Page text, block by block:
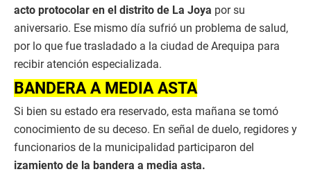
acto protocolar en el distrito de La Joya por su
aniversario. Ese mismo día sufrió un problema de salud,
por lo que fue trasladado a la ciudad de Arequipa para
recibir atención especializada.
BANDERA A MEDIA ASTA
Si bien su estado era reservado, esta mañana se tomó
conocimiento de su deceso. En señal de duelo, regidores y
funcionarios de la municipalidad participaron del
izamiento de la bandera a media asta.